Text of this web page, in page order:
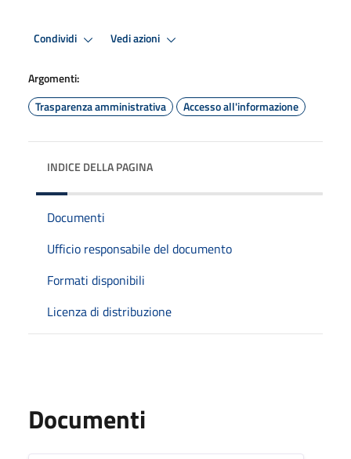
Condividi Vedi azioni
Argomenti:
Trasparenza amministrativa
Accesso all'informazione
INDICE DELLA PAGINA
Documenti
Ufficio responsabile del documento
Formati disponibili
Licenza di distribuzione
Documenti